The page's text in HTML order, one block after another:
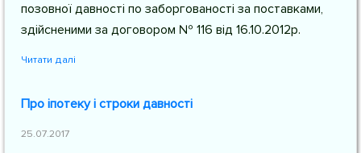
позовної давності по заборгованості за поставками,
здійсненими за договором № 116 від 16.10.2012р.
Читати далі
Про іпотеку і строки давності
25.07.2017